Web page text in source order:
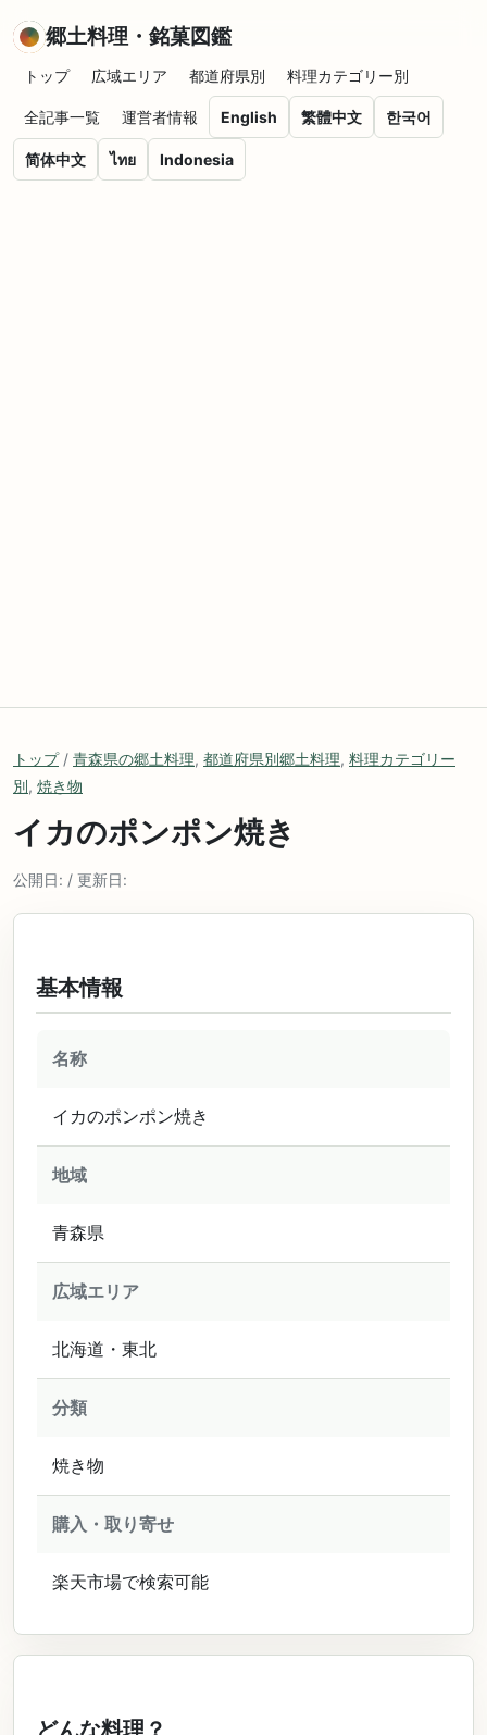
郷土料理・銘菓図鑑
トップ 広域エリア 都道府県別 料理カテゴリー別
全記事一覧 運営者情報 English 繁體中文 한국어
简体中文 ไทย Indonesia
トップ/ 青森県の郷土料理, 都道府県別郷土料理, 料理カテゴリー
別, 焼き物
イカのポンポン焼き
公開日: / 更新日:
基本情報
名称
イカのポンポン焼き
地域
青森県
広域エリア
北海道・東北
分類
焼き物
購入・取り寄せ
楽天市場で検索可能
どんな料理？